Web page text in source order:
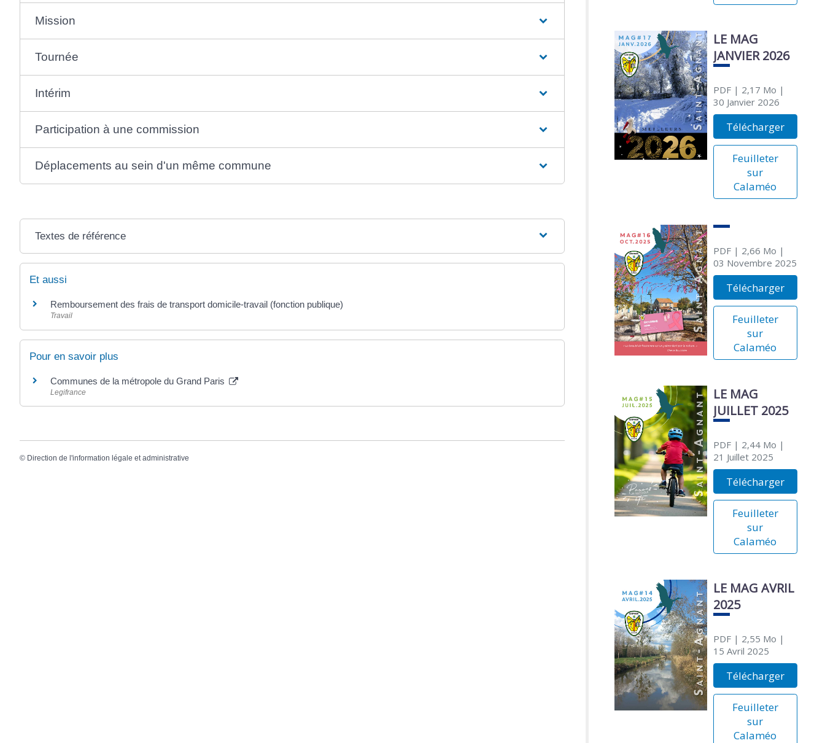
Mission
Tournée
Intérim
Participation à une commission
Déplacements au sein d'un même commune
Textes de référence
Et aussi
Remboursement des frais de transport domicile-travail (fonction publique)
Travail
Pour en savoir plus
Communes de la métropole du Grand Paris
Legifrance
© Direction de l'information légale et administrative
LE MAG
JANVIER 2026
PDF| 2,17 Mo |
30 Janvier 2026
Télécharger
Feuilleter
sur
Calaméo
PDF| 2,66 Mo |
03 Novembre 2025
Télécharger
Feuilleter
sur
Calaméo
LE MAG
JUILLET 2025
PDF| 2,44 Mo |
21 Juillet 2025
Télécharger
Feuilleter
sur
Calaméo
LE MAG AVRIL
2025
PDF| 2,55 Mo |
15 Avril 2025
Télécharger
Feuilleter
sur
Calaméo